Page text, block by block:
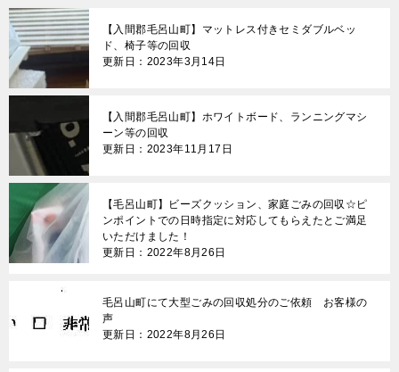
ゲ
ー
シ
ョ
ン
【入間郡毛呂山町】マットレス付きセミダブルベッ
ド、椅子等の回収
更新日：2023年3月14日
【入間郡毛呂山町】ホワイトボード、ランニングマシ
ーン等の回収
更新日：2023年11月17日
【毛呂山町】ビーズクッション、家庭ごみの回収☆ピ
ンポイントでの日時指定に対応してもらえたとご満足
いただけました！
更新日：2022年8月26日
毛呂山町にて大型ごみの回収処分のご依頼 お客様の
声
更新日：2022年8月26日